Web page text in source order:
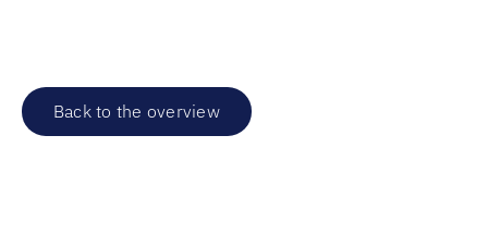
Back to the overview